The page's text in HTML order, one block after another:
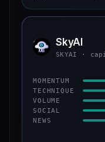
CAP. MARCHÉ
VAR. 7 J
VS ATH
−46,4 %
CONFIANCE
SKYA SkyAI
SKYAI ·
MOMENTUM
TECHNIQUE
VOLUME
SOCIAL
NEWS